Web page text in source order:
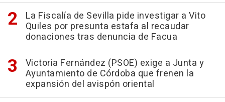
La Fiscalía de Sevilla pide investigar a Vito
Quiles por presunta estafa al recaudar
donaciones tras denuncia de Facua
Victoria Fernández (PSOE) exige a Junta y
Ayuntamiento de Córdoba que frenen la
expansión del avispón oriental